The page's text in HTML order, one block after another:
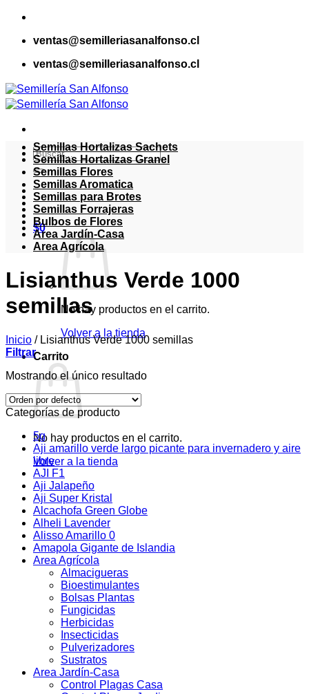
Saltar
contenidoventas@semilleriasanalfonso.cl
ventas@semilleriasanalfonso.cl
Buscar
por:
$0
No hay productos en el carrito.
Volver a la tienda
Carrito
No hay productos en el carrito.
Volver a la tienda
Semillas Hortalizas Sachets
Semillas Hortalizas Granel
Semillas Flores
Semillas Aromatica
Semillas para Brotes
Semillas Forrajeras
Bulbos de Flores
Area Jardín-Casa
Area Agrícola
Lisianthus Verde 1000
semillas
Inicio /Lisianthus Verde 1000 semillas
Filtrar
Mostrando el único resultado
Categorías de producto
5g
Aji amarillo verde largo picante para invernadero y aire
libre
AJI F1
Aji Jalapeño
Aji Super Kristal
Alcachofa Green Globe
Alheli Lavender
Alisso Amarillo 0
Amapola Gigante de Islandia
Area Agrícola
Almacigueras
Bioestimulantes
Bolsas Plantas
Fungicidas
Herbicidas
Insecticidas
Pulverizadores
Sustratos
Area Jardín-Casa
Control Plagas Casa